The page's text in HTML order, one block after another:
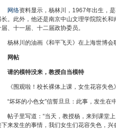
网络资料显示，杨林川，1967年出生，
长。此外，他还是南京中山文理学院院长
届、十一届、十二届政协委员。
杨林川的油画《和平飞天》在上海世博会
网帖
请的模特没来，教授自当模特
《围观啦！校长裸体上课，女生花容失
“坏坏的小色女”信誓旦旦：此事，发生在
帖子里写道：“当天，教授杨，来到课堂
下来发生的事情，我们女生们花容失色，